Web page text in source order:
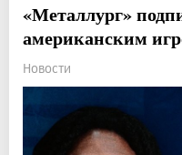
«Металлург»
американским
Новости